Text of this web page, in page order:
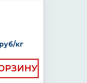
руб/кг